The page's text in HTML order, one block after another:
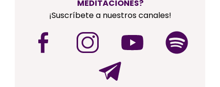
MEDITACIONES?
¡Suscríbete a nuestros canales!